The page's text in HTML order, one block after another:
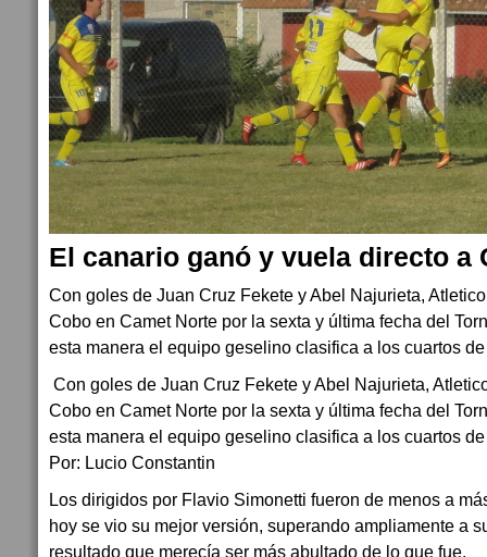
El canario ganó y vuela directo a
Con goles de Juan Cruz Fekete y Abel Najurieta,
Cobo en Camet Norte por la sexta y última fecha del
esta manera el equipo geselino clasifica a los cuartos
Con goles de Juan Cruz Fekete y Abel Najurieta,
Cobo en Camet Norte por la sexta y última fecha del
esta manera el equipo geselino clasifica a los cuartos
Por: Lucio Constantin
Los dirigidos por Flavio Simonetti fueron de menos a
hoy se vio su mejor versión, superando ampliamente a
resultado que merecía ser más abultado de lo que fue.